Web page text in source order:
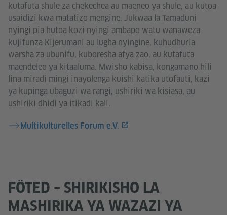
kutafuta shule za chekechea au maeneo ya shule, au kutoa
usaidizi kwa matatizo mengine. Jukwaa la Tamaduni
nyingi pia hutoa kozi nyingi ambapo watu wanaweza
kujifunza Kijerumani au lugha nyingine, kuhudhuria
warsha za ubunifu, kuboresha afya zao, au kutafuta
maendeleo ya kitaaluma. Mwisho kabisa, kongamano hili
lina miradi mingi inayolenga kuishi katika utofauti, kazi
ya kupinga ubaguzi wa rangi, ushiriki wa kisiasa, au
ushiriki dhidi ya itikadi kali.
Multikulturelles Forum e.V.
FÖTED – SHIRIKISHO LA
MASHIRIKA YA WAZAZI YA